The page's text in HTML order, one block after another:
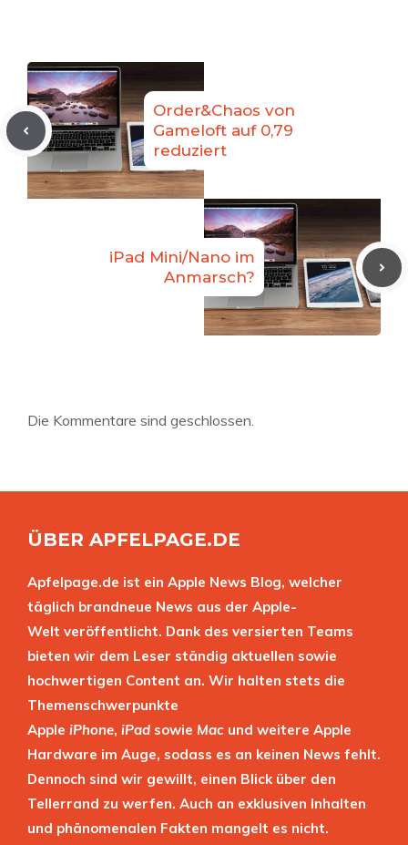
Order&Chaos von
Gameloft auf 0,79
reduziert
iPad Mini/Nano im
Anmarsch?
Die Kommentare sind geschlossen.
ÜBER APFELPAGE.DE
Apfelpage.de ist ein Apple News Blog, welcher
täglich brandneue News aus der Apple-
Welt veröffentlicht. Dank des versierten Teams
bieten wir dem Leser ständig aktuellen sowie
hochwertigen Content an. Wir halten stets die
Themenschwerpunkte
Apple iPhone, iPad sowie Mac und weitere Apple
Hardware im Auge, sodass es an keinen News fehlt.
Dennoch sind wir gewillt, einen Blick über den
Tellerrand zu werfen. Auch an exklusiven Inhalten
und phänomenalen Fakten mangelt es nicht.